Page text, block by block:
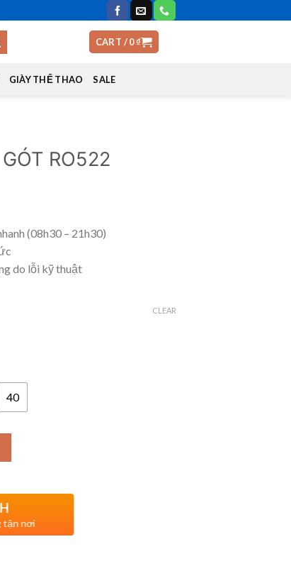
CART /0₫
GIÀY THỂ THAO SALE
RO522
(08h30 – 21h30)
do lỗi kỹ thuật
40
CLEAR
tận nơi